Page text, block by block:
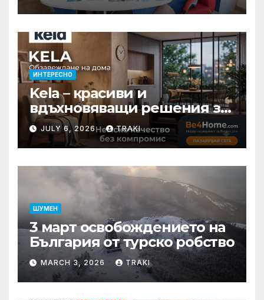
ИНТЕРЕСНО
Kela – красиви и
вдъхновяващи решения за
вашия дом
JULY 6, 2026 TRAKI
ШУМЕН
3 март освобождението на
България от турско робство
MARCH 3, 2026 TRAKI